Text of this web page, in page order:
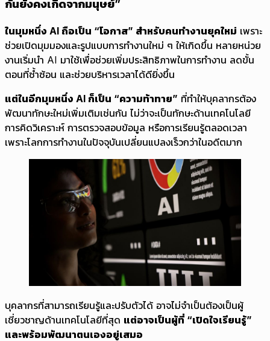
กันยังคงเกิดจากมนุษย์”
ในมุมหนึ่ง AI ถือเป็น “โอกาส” สำหรับคนทำงานยุคใหม่ เพราะ
ช่วยเปิดมุมมองและรูปแบบการทำงานใหม่ ๆ ให้เกิดขึ้น หลายหน่วย
งานเริ่มนำ AI มาใช้เพื่อช่วยเพิ่มประสิทธิภาพในการทำงาน ลดขั้น
ตอนที่ซ้ำซ้อน และช่วยบริหารเวลาได้ดียิ่งขึ้น
แต่ในอีกมุมหนึ่ง AI ก็เป็น “ความท้าทาย” ที่ทำให้บุคลากรต้อง
พัฒนาทักษะใหม่เพิ่มเติมเช่นกัน ไม่ว่าจะเป็นทักษะด้านเทคโนโลยี
การคิดวิเคราะห์ การตรวจสอบข้อมูล หรือการเรียนรู้ตลอดเวลา
เพราะโลกการทำงานในปัจจุบันเปลี่ยนแปลงเร็วกว่าในอดีตมาก
บุคลากรที่สามารถเรียนรู้และปรับตัวได้ อาจไม่จำเป็นต้องเป็นผู้
เชี่ยวชาญด้านเทคโนโลยีที่สุด แต่อาจเป็นผู้ที่ “เปิดใจเรียนรู้”
และพร้อมพัฒนาตนเองอยู่เสมอ